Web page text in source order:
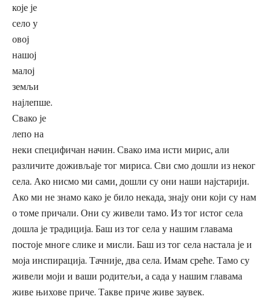
које је
село у
овој
нашој
малој
земљи
најлепше.
Свако је
лепо на
неки специфичан начин. Свако има исти мирис, али
различите доживљаје тог мириса. Сви смо дошли из неког
села. Ако нисмо ми сами, дошли су они наши најстарији.
Ако ми не знамо како је било некада, знају они који су нам
о томе причали. Они су живели тамо. Из тог истог села
дошла је традиција. Баш из тог села у нашим главама
постоје многе слике и мисли. Баш из тог села настала је и
моја инспирација. Тачније, два села. Имам среће. Тамо су
живели моји и ваши родитељи, а сада у нашим главама
живе њихове приче. Такве приче живе заувек.